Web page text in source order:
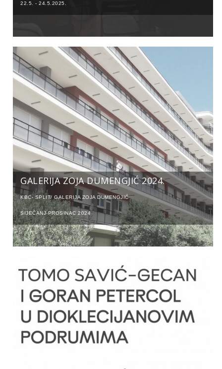
22.5. - 24.5.2025.
GALERIJA ZOJA DUMENGJIĆ 2024.
KBC- SPLIT/ GALERIJA ZOJA DUMENGJIĆ
SIJEČANJ-PROSINAC 2024